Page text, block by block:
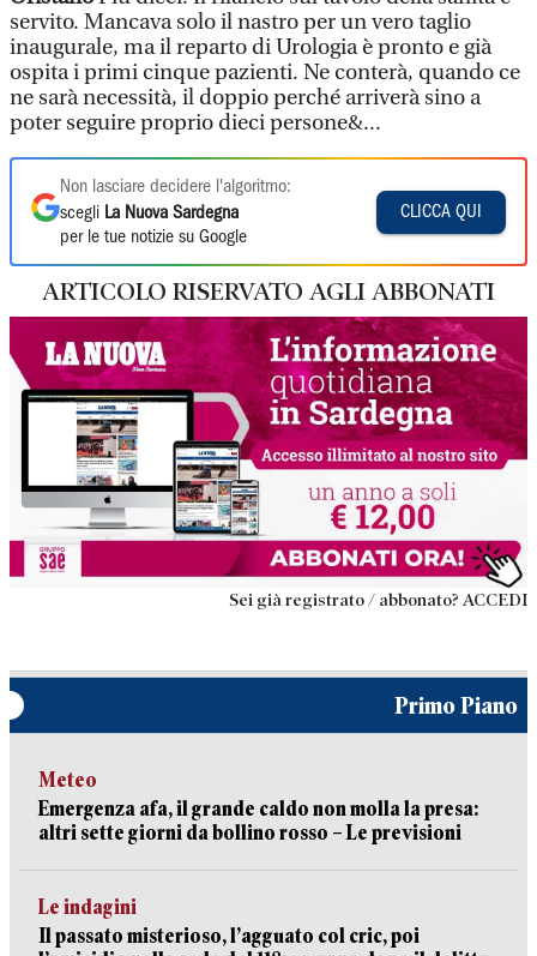
servito. Mancava solo il nastro per un vero taglio
inaugurale, ma il reparto di Urologia è pronto e già
ospita i primi cinque pazienti. Ne conterà, quando ce
ne sarà necessità, il doppio perché arriverà sino a
poter seguire proprio dieci persone&...
Non lasciare decidere l'algoritmo:
scegli La Nuova Sardegna
per le tue notizie su Google
CLICCA QUI
ARTICOLO RISERVATO AGLI ABBONATI
Sei già registrato / abbonato? ACCEDI
Primo Piano
Meteo
Emergenza afa, il grande caldo non molla la presa:
altri sette giorni da bollino rosso – Le previsioni
Le indagini
Il passato misterioso, l’agguato col cric, poi